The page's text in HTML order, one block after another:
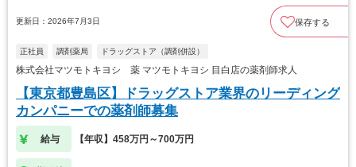
更新日：2026年7月3日 保存する
正社員 調剤薬局 ドラッグストア（調剤併設）
株式会社マツモトキヨシ 薬 マツモトキヨシ 目白店の薬剤師求人
【東京都豊島区】ドラッグストア業界のリーディング
カンパニーでの薬剤師募集
給与 【年収】458万円～700万円